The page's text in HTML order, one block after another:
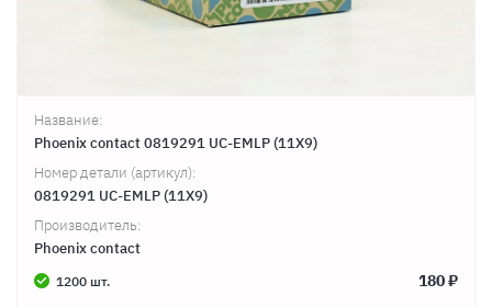
Название:
Phoenix contact 0819291 UC-EMLP (11X9)
Номер детали (артикул):
0819291 UC-EMLP (11X9)
Производитель:
Phoenix contact
1200 шт. 180 ₽